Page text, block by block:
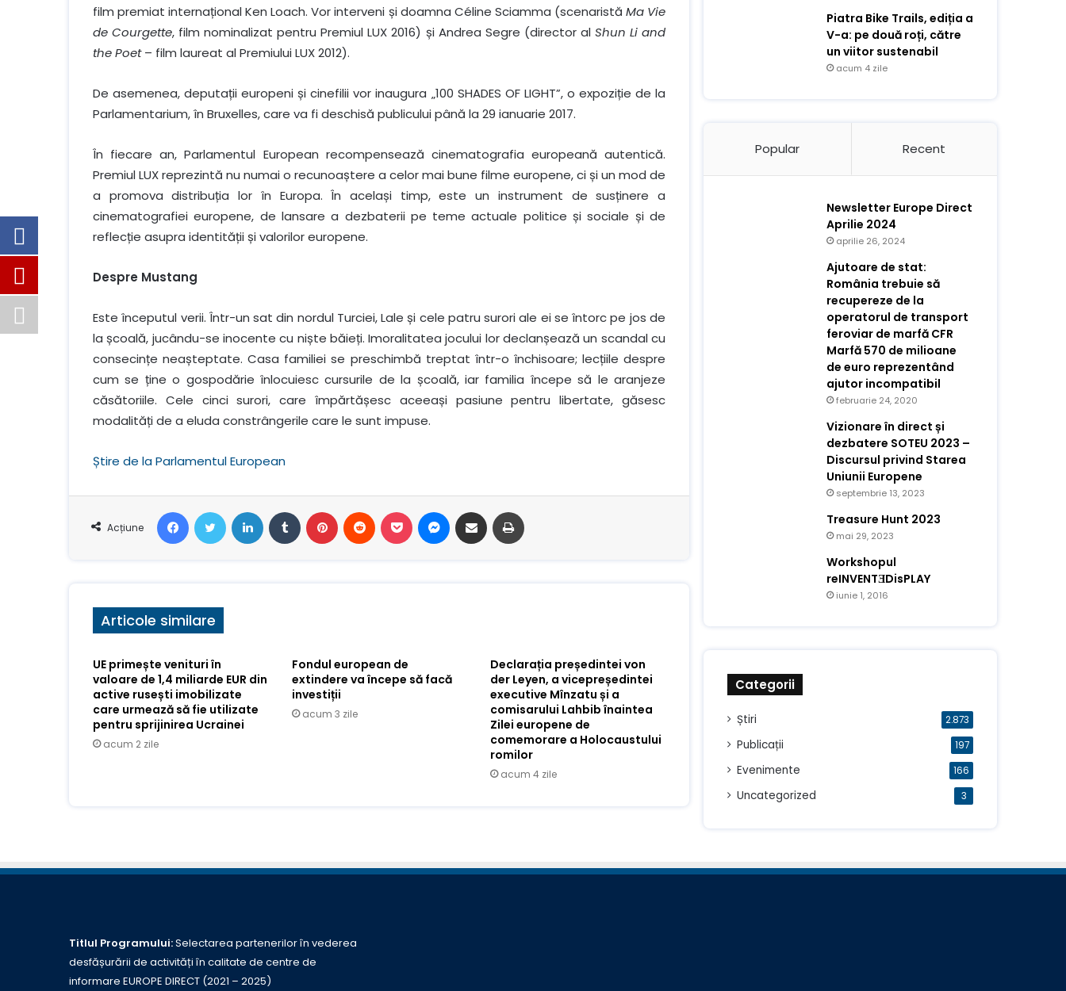
film premiat internațional Ken Loach. Vor interveni și doamna Céline Sciamma (scenaristă Ma Vie
de Courgette, film nominalizat pentru Premiul LUX 2016) și Andrea Segre (director al Shun Li and
the Poet– film laureat al Premiului LUX 2012).
De asemenea, deputații europeni și cinefilii vor inaugura „100 SHADES OF LIGHT”, o expoziție de la
Parlamentarium, în Bruxelles, care va fi deschisă publicului până la 29 ianuarie 2017.
În fiecare an, Parlamentul European recompensează cinematografia europeană autentică.
Premiul LUX reprezintă nu numai o recunoaștere a celor mai bune filme europene, ci și un mod de
a promova distribuția lor în Europa. În același timp, este un instrument de susținere a
cinematografiei europene, de lansare a dezbaterii pe teme actuale politice și sociale și de
reflecție asupra identității și valorilor europene.
Despre Mustang
Este începutul verii. Într-un sat din nordul Turciei, Lale și cele patru surori ale ei se întorc pe jos de
la școală, jucându-se inocente cu niște băieți. Imoralitatea jocului lor declanșează un scandal cu
consecințe neașteptate. Casa familiei se preschimbă treptat într-o închisoare; lecțiile despre
cum se ține o gospodărie înlocuiesc cursurile de la școală, iar familia începe să le aranjeze
căsătoriile. Cele cinci surori, care împărtășesc aceeași pasiune pentru libertate, găsesc
modalități de a eluda constrângerile care le sunt impuse.
Știre de la Parlamentul European
Acțiune
FacebookStare de nervozitateLinkedIn Tumblr Pinterest Reddit Buzunar Mesager Distribuie prin e-mail
Articole similare
UE primește venituri în
valoare de 1,4 miliarde EUR din
active rusești imobilizate
care urmează să fie utilizate
pentru sprijinirea Ucrainei
acum 2 zile
Fondul european de
extindere va începe să facă
investiții
acum 3 zile
Declarația președintei von
der Leyen, a vicepreședintei
executive Mînzatu și a
comisarului Lahbib înaintea
Zilei europene de
comemorare a Holocaustului
romilor
acum 4 zile
Piatra Bike Trails, ediția a
V-a: pe două roți, către
un viitor sustenabil
acum 4 zile
Popular Recent
Newsletter Europe Direct
Aprilie 2024
aprilie 26, 2024
Ajutoare de stat:
România trebuie să
recupereze de la
operatorul de transport
feroviar de marfă CFR
Marfă 570 de milioane
de euro reprezentând
ajutor incompatibil
februarie 24, 2020
Vizionare în direct și
dezbatere SOTEU 2023 –
Discursul privind Starea
Uniunii Europene
septembrie 13, 2023
Treasure Hunt 2023
mai 29, 2023
Workshopul
reINVENTƎDisPLAY
iunie 1, 2016
Categorii
Știri 2.873
Publicații 197
Evenimente 166
Uncategorized 3
Titlul Programului:Selectarea partenerilor în vederea
desfășurării de activități în calitate de centre de
informare EUROPE DIRECT (2021 – 2025)